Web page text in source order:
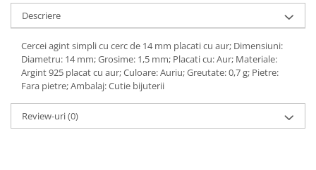
Descriere
Cercei agint simpli cu cerc de 14 mm placati cu aur; Dimensiuni:
Diametru: 14 mm; Grosime: 1,5 mm; Placati cu: Aur; Materiale:
Argint 925 placat cu aur; Culoare: Auriu; Greutate: 0,7 g; Pietre:
Fara pietre; Ambalaj: Cutie bijuterii
Review-uri(0)